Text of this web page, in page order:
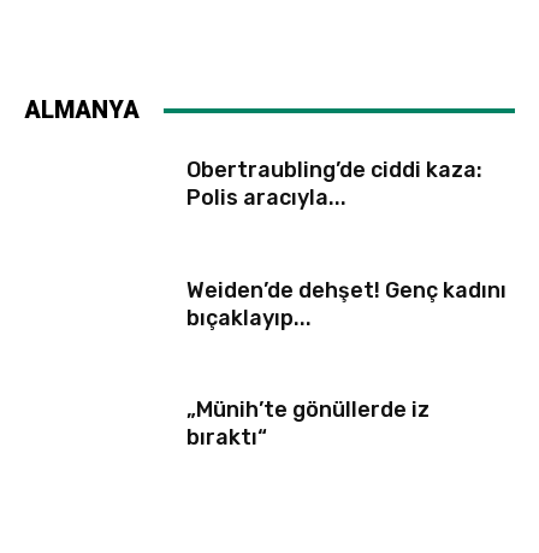
ALMANYA
Obertraubling’de ciddi kaza:
Polis aracıyla...
Weiden’de dehşet! Genç kadını
bıçaklayıp...
„Münih’te gönüllerde iz
bıraktı“